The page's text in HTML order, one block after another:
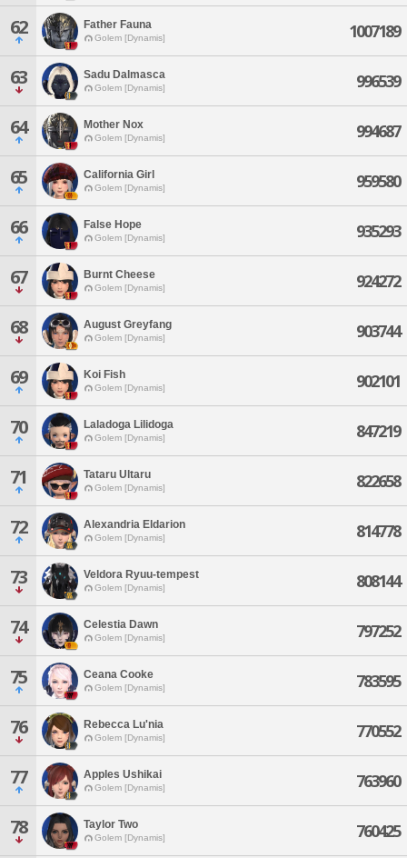
62 Father Fauna
Golem [Dynamis] 1007189
63 Sadu Dalmasca
Golem [Dynamis] 996539
64 Mother Nox
Golem [Dynamis] 994687
65 California Girl
Golem [Dynamis] 959580
66 False Hope
Golem [Dynamis] 935293
67 Burnt Cheese
Golem [Dynamis] 924272
68 August Greyfang
Golem [Dynamis] 903744
69 Koi Fish
Golem [Dynamis] 902101
70 Laladoga Lilidoga
Golem [Dynamis] 847219
71 Tataru Ultaru
Golem [Dynamis] 822658
72 Alexandria Eldarion
Golem [Dynamis] 814778
73 Veldora Ryuu-tempest
Golem [Dynamis] 808144
74 Celestia Dawn
Golem [Dynamis] 797252
75 Ceana Cooke
Golem [Dynamis] 783595
76 Rebecca Lu'nia
Golem [Dynamis] 770552
77 Apples Ushikai
Golem [Dynamis] 763960
78 Taylor Two
Golem [Dynamis] 760425